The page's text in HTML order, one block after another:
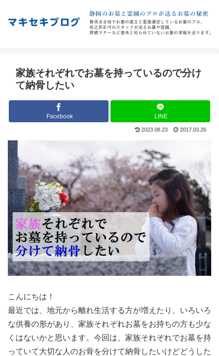
家族それぞれでお墓を持っているので分け
て納骨したい
Facebook LINE
2023.08.23 2017.03.26
こんにちは！
最近では、地元から離れ生活する方が増えたり、いろいろ
な供養の形があり、家族それぞれお墓をお持ちの方も少な
くはないかと思います。今回は、家族それぞれでお墓を持
っていて大切な人のお骨を分けて納骨したいけどどうした